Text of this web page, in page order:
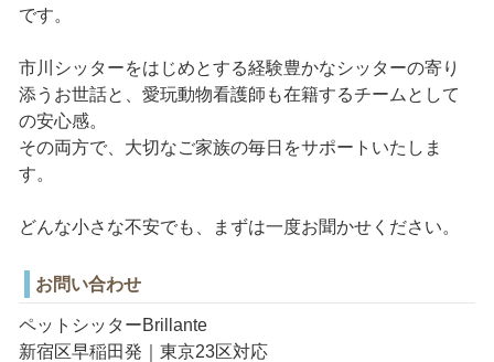
です。
市川シッターをはじめとする経験豊かなシッターの寄り
添うお世話と、愛玩動物看護師も在籍するチームとして
の安心感。
その両方で、大切なご家族の毎日をサポートいたしま
す。
どんな小さな不安でも、まずは一度お聞かせください。
お問い合わせ
ペットシッターBrillante
新宿区早稲田発｜東京23区対応